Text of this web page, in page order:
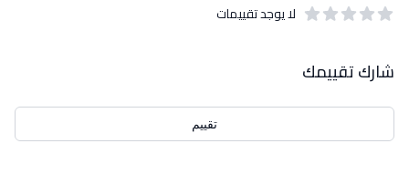
لا يوجد تقييمات
شارك تقييمك
تقييم